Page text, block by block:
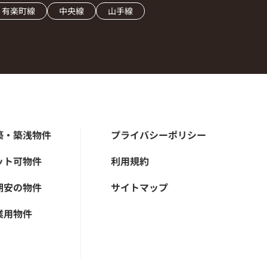
有楽町線 中央線 山手線
・築浅物件
ト可物件
安の物件
用物件
プライバシーポリシー
利用規約
サイトマップ